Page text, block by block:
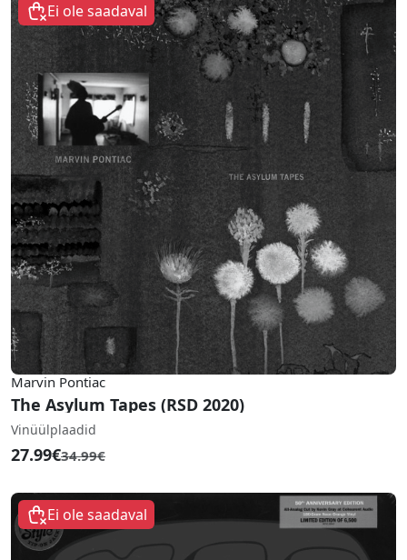
Ei ole saadaval
Marvin Pontiac
The Asylum Tapes (RSD 2020)
Vinüülplaadid
27.99€34.99€
Ei ole saadaval